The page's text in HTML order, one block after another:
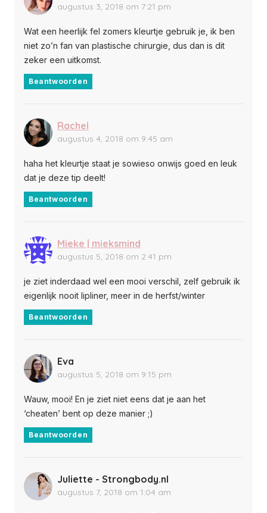
augustus 3, 2018 om 7:21 pm
Wat een heerlijk fel zomers kleurtje gebruik je, ik ben
niet zo’n fan van plastische chirurgie, dus dan is dit
zeker een uitkomst.
Beantwoorden
Rachel
augustus 4, 2018 om 9:45 am
haha het kleurtje staat je sowieso onwijs goed en leuk
dat je deze tip deelt!
Beantwoorden
Mieke | mieksmind
augustus 5, 2018 om 2:41 pm
je ziet inderdaad wel een mooi verschil, zelf gebruik ik
eigenlijk nooit lipliner, meer in de herfst/winter
Beantwoorden
Eva
augustus 5, 2018 om 9:15 pm
Wauw, mooi! En je ziet niet eens dat je aan het
‘cheaten’ bent op deze manier ;)
Beantwoorden
Juliette - Strongbody.nl
augustus 7, 2018 om 1:04 am